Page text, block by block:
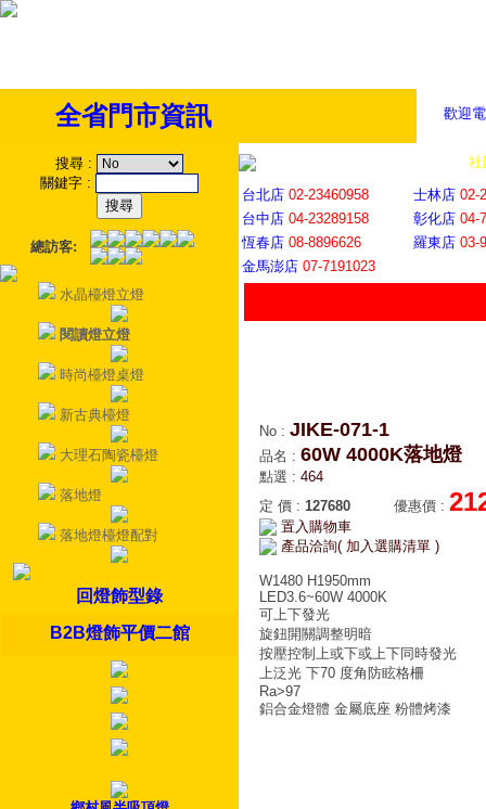
歡迎
全省門市資訊
搜尋 :
關鍵字 :
總訪客:
水晶檯燈立燈
閱讀燈立燈
時尚檯燈桌燈
新古典檯燈
大理石陶瓷檯燈
落地燈
落地燈檯燈配對
回燈飾型錄
B2B燈飾平價二館
社
台北店 02-23460958 士林店 02-
台中店 04-23289158 彰化店 04-
恆春店 08-8896626 羅東店 03-
金馬澎店 07-7191023
No : JIKE-071-1
品名 : 60W 4000K落地燈
點選 : 464
定 價 : 127680 優惠價 :
置入購物車
產品洽詢( 加入選購清單 )
W1480 H1950mm
LED3.6~60W 4000K
可上下發光
旋鈕開關調整明暗
按壓控制上或下或上下同時發光
上泛光 下70 度角防眩格柵
Ra>97
鋁合金燈體 金屬底座 粉體烤漆